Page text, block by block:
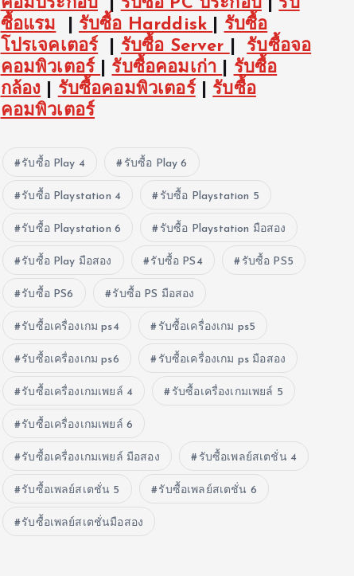
ซื้อแรม
รับซื้อ Harddisk
รับซื้อ
โปรเจคเตอร์
รับซื้อ Server
รับซื้อจอ
คอมพิวเตอร์
รับซื้อคอมเก่า
รับซื้อ
กล้อง
รับซื้อคอมพิวเตอร์| รับซื้อ
คอมพิวเตอร์
รับซื้อ Play 4 รับซื้อ Play 6
รับซื้อ Playstation 4 รับซื้อ Playstation 5
รับซื้อ Playstation 6 รับซื้อ Playstation มือสอง
รับซื้อ Play มือสอง รับซื้อ PS4 รับซื้อ PS5
รับซื้อ PS6 รับซื้อ PS มือสอง
รับซื้อเครื่องเกม ps4 รับซื้อเครื่องเกม ps5
รับซื้อเครื่องเกม ps6 รับซื้อเครื่องเกม ps มือสอง
รับซื้อเครื่องเกมเพยล์ 4 รับซื้อเครื่องเกมเพยล์ 5
รับซื้อเครื่องเกมเพยล์ 6
รับซื้อเครื่องเกมเพยล์ มือสอง รับซื้อเพลย์สเตชั่น 4
รับซื้อเพลย์สเตชั่น 5 รับซื้อเพลย์สเตชั่น 6
รับซื้อเพลย์สเตชั่นมือสอง